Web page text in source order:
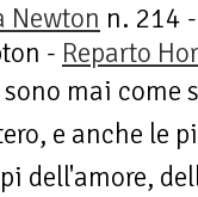
Newton n. 214 -
- Reparto
mai come
e anche le
dell'amore,